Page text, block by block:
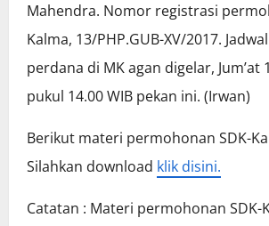
Mahendra. Nomor registrasi
Kalma, 13/PHP.GUB-XV/2017.
perdana di MK agan digelar, Jum’at
pukul 14.00 WIB pekan ini. (Irwan)
Berikut materi permohonan SDK-
Silahkan download klik disini.
Catatan : Materi permohonan SDK-